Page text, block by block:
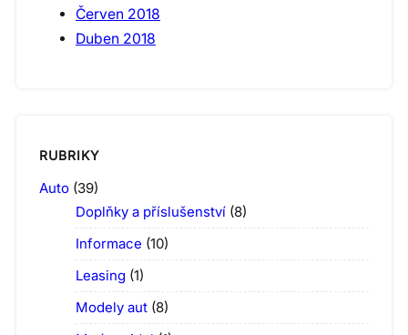
Červen 2018
Duben 2018
RUBRIKY
Auto (39)
Doplňky a příslušenství (8)
Informace (10)
Leasing (1)
Modely aut (8)